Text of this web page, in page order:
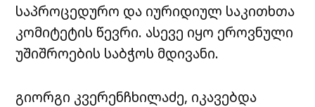
საპროცედურო და იურიდიულ საკითხთა
კომიტეტის წევრი. ასევე იყო ეროვნული
უშიშროების საბჭოს მდივანი.
გიორგი კვერენჩხილაძე, იკავებდა